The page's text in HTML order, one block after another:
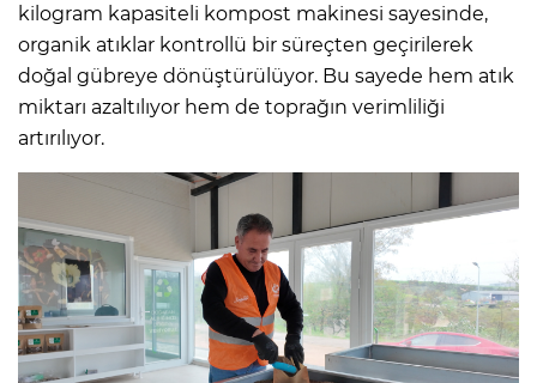
kilogram kapasiteli kompost makinesi sayesinde,
organik atıklar kontrollü bir süreçten geçirilerek
doğal gübreye dönüştürülüyor. Bu sayede hem atık
miktarı azaltılıyor hem de toprağın verimliliği
artırılıyor.